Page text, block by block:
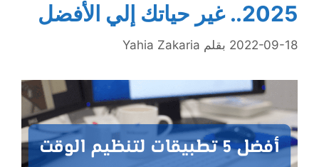
2025.. غير حياتك إلي الأفضل
2022-09-18 بقلم Yahia Zakaria